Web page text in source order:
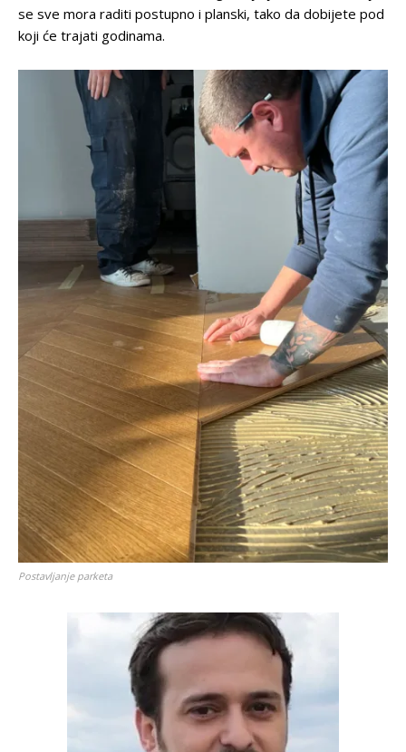
se sve mora raditi postupno i planski, tako da dobijete pod
koji će trajati godinama.
Postavljanje parketa